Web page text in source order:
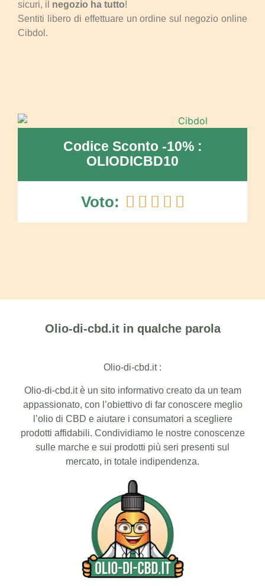
sicuri, il negozio ha tutto!
Sentiti libero di effettuare un ordine sul negozio online
Cibdol.
Codice Sconto -10% :
OLIODICBD10
Voto:     
Olio-di-cbd.it in qualche parola
Olio-di-cbd.it :
Olio-di-cbd.it è un sito informativo creato da un team
appassionato, con l’obiettivo di far conoscere meglio
l’olio di CBD e aiutare i consumatori a scegliere
prodotti affidabili. Condividiamo le nostre conoscenze
sulle marche e sui prodotti più seri presenti sul
mercato, in totale indipendenza.